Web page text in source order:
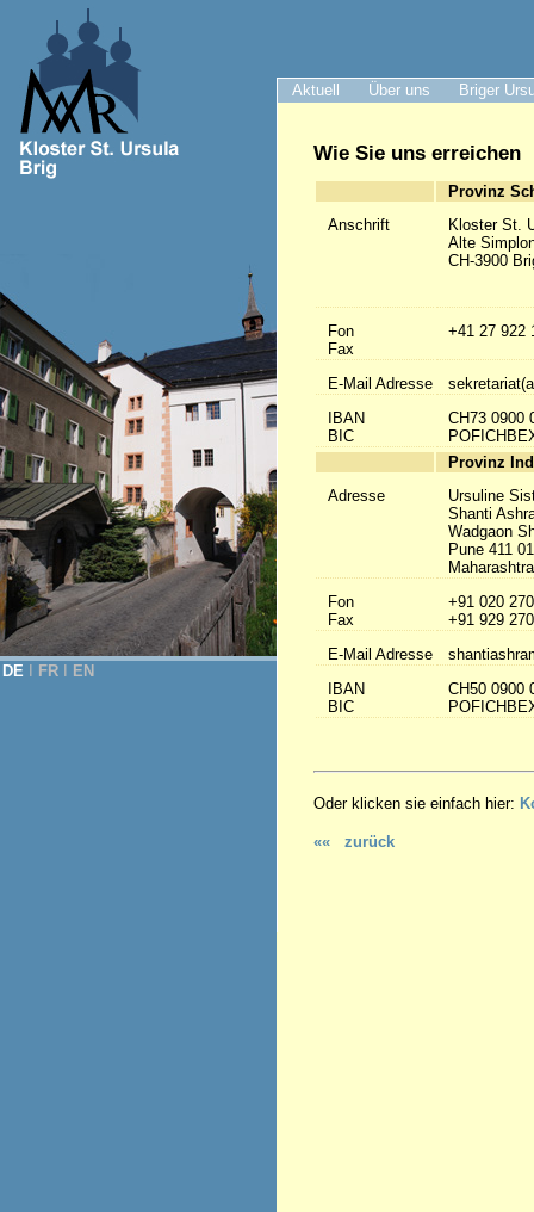
Aktuell Über uns Briger
DE FR EN
Wie Sie uns erreichen
Provinz
Anschrift
Kloster St.
Alte
CH-3900
Fon
Fax
+41 27 922
E-Mail Adresse
IBAN
BIC
CH73 0900
Provinz
Adresse
Ursuline
Shanti
Wadgaon
Pune 411
Fon
Fax
+91 020
+91 929
E-Mail Adresse
IBAN
BIC
CH50 0900
Oder klicken sie einfach hier:
«« zurück